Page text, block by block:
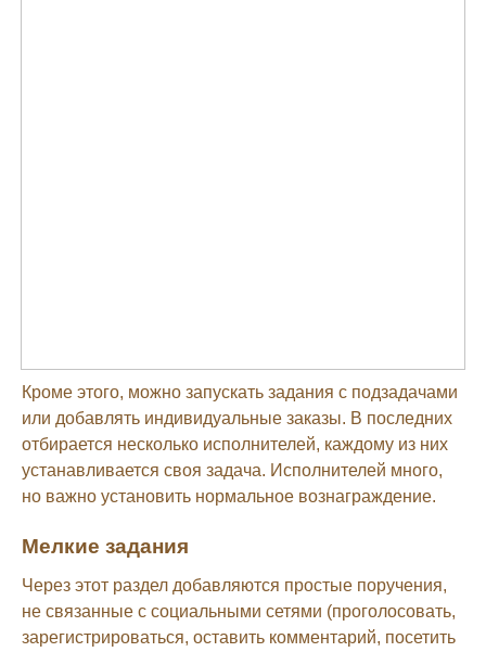
Кроме этого, можно запускать задания с подзадачами
или добавлять индивидуальные заказы. В последних
отбирается несколько исполнителей, каждому из них
устанавливается своя задача. Исполнителей много,
но важно установить нормальное вознаграждение.
Мелкие задания
Через этот раздел добавляются простые поручения,
не связанные с социальными сетями (проголосовать,
зарегистрироваться, оставить комментарий, посетить